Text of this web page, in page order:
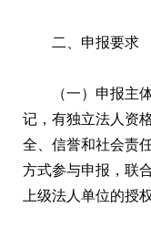
二、申报要求
（一）申报主
记，有独立法人资
全、信誉和社会责
方式参与申报，联
上级法人单位的授